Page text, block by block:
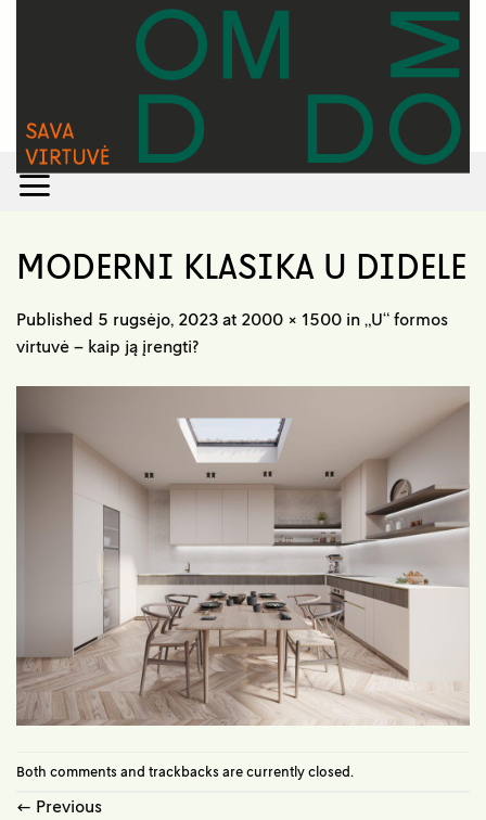
MODERNI KLASIKA U DIDELE
Published 5 rugsėjo, 2023 at 2000 × 1500 in „U“ formos
virtuvė – kaip ją įrengti?
Both comments and trackbacks are currently closed.
← Previous